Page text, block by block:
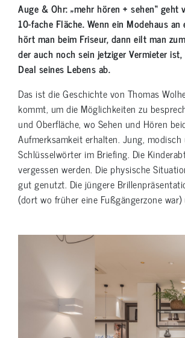
Auge & Ohr: „mehr hören + sehen“
10-fache Fläche. Wenn ein Modehaus
hört man beim Friseur, dann eilt man
der auch noch sein jetziger Vermieter
Deal seines Lebens ab.
Das ist die Geschichte von Thomas
kommt, um die Möglichkeiten zu
und Oberfläche, wo Sehen und Hören
Aufmerksamkeit erhalten. Jung,
Schlüsselwörter im Briefing. Die
vergessen werden. Die physische
gut genutzt. Die jüngere
(dort wo früher eine Fußgängerzone